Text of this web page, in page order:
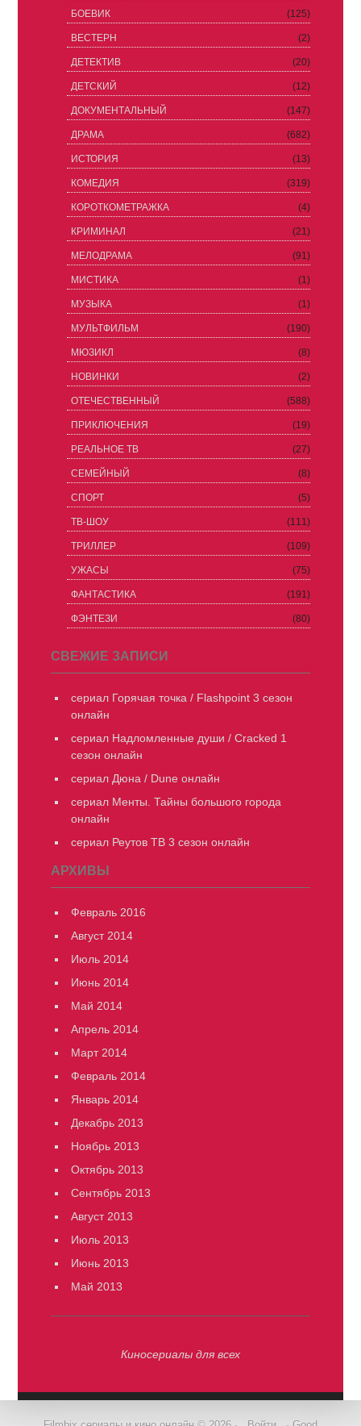
БОЕВИК (125)
ВЕСТЕРН (2)
ДЕТЕКТИВ (20)
ДЕТСКИЙ (12)
ДОКУМЕНТАЛЬНЫЙ (147)
ДРАМА (682)
ИСТОРИЯ (13)
КОМЕДИЯ (319)
КОРОТКОМЕТРАЖКА (4)
КРИМИНАЛ (21)
МЕЛОДРАМА (91)
МИСТИКА (1)
МУЗЫКА (1)
МУЛЬТФИЛЬМ (190)
МЮЗИКЛ (8)
НОВИНКИ (2)
ОТЕЧЕСТВЕННЫЙ (588)
ПРИКЛЮЧЕНИЯ (19)
РЕАЛЬНОЕ ТВ (27)
СЕМЕЙНЫЙ (8)
СПОРТ (5)
ТВ-ШОУ (111)
ТРИЛЛЕР (109)
УЖАСЫ (75)
ФАНТАСТИКА (191)
ФЭНТЕЗИ (80)
СВЕЖИЕ ЗАПИСИ
сериал Горячая точка / Flashpoint 3 сезон
онлайн
сериал Надломленные души / Cracked 1
сезон онлайн
сериал Дюна / Dune онлайн
сериал Менты. Тайны большого города
онлайн
сериал Реутов ТВ 3 сезон онлайн
АРХИВЫ
Февраль 2016
Август 2014
Июль 2014
Июнь 2014
Май 2014
Апрель 2014
Март 2014
Февраль 2014
Январь 2014
Декабрь 2013
Ноябрь 2013
Октябрь 2013
Сентябрь 2013
Август 2013
Июль 2013
Июнь 2013
Май 2013
Киносериалы для всех